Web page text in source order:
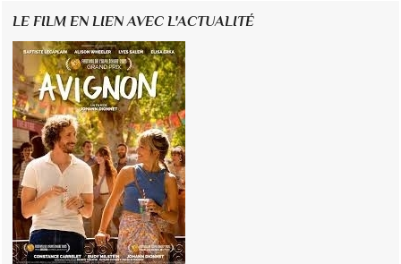
LE FILM EN LIEN AVEC L'ACTUALITÉ